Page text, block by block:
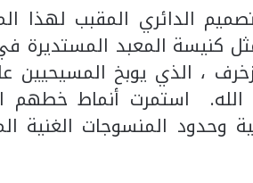
الدائري المقبب لهذا
كنيسة المعبد المستديرة
، الذي يوبخ المسيحيين
الله. استمرت أنماط خطهم
وحدود المنسوجات